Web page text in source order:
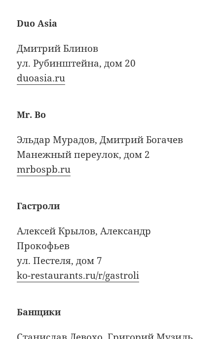
Duo Asia
Дмитрий Блинов
ул. Рубинштейна, дом 20
duoasia.ru
Mr. Bo
Эльдар Мурадов, Дмитрий Богачев
Манежный переулок, дом 2
mrbospb.ru
Гастроли
Алексей Крылов, Александр
Прокофьев
ул. Пестеля, дом 7
ko-restaurants.ru/r/gastroli
Банщики